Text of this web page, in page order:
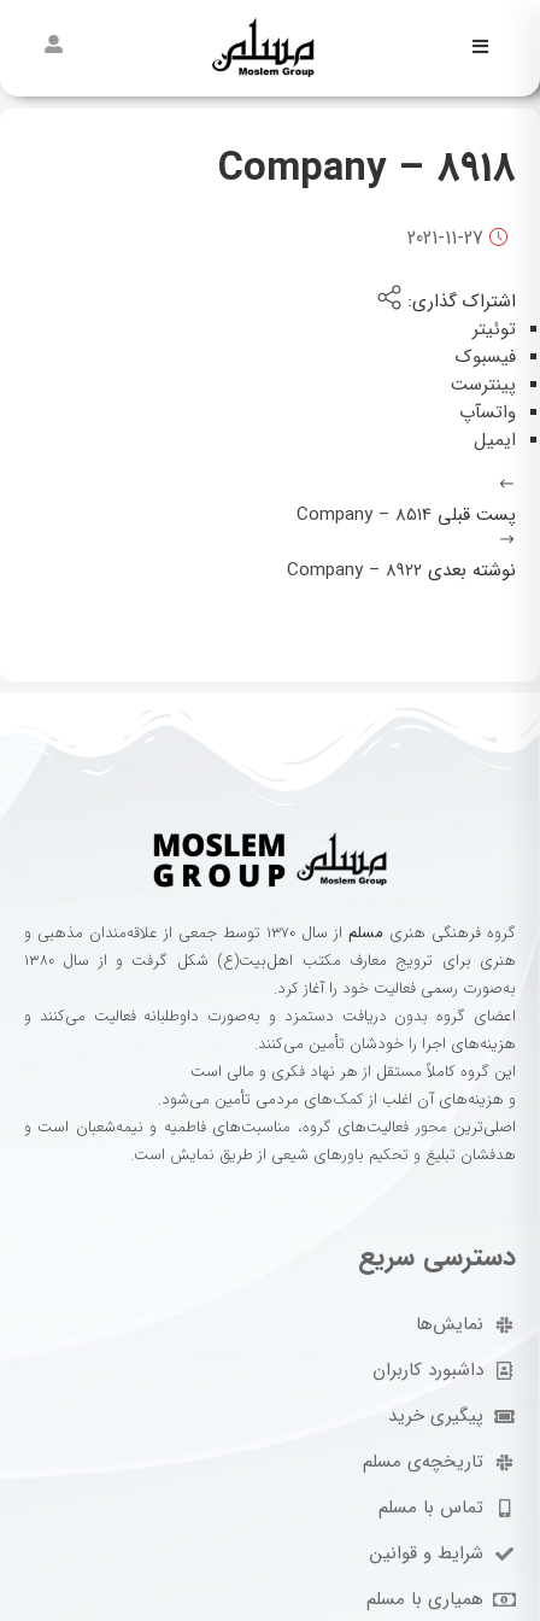
شعبان
مسلمی‌ها
پیش از
مسلم
8918 – Company
2021-11-27
اشتراک گذاری:
توئیتر
فیسبوک
پینترست
واتسآپ
ایمیل
پست قبلی 8514 – Company
نوشته بعدی 8922 – Company
گروه‌ فرهنگی‌ هنری‌ مسلم
از سال ۱۳۷۰ توسط جمعی از علاقه‌مندان مذهبی و
هنری برای ترویج معارف مکتب اهل‌بیت(ع) شکل گرفت و از سال ۱۳۸۰
به‌صورت رسمی فعالیت خود را آغاز کرد.
اعضای گروه بدون دریافت دستمزد و به‌صورت داوطلبانه فعالیت می‌کنند و
هزینه‌های اجرا را خودشان تأمین می‌کنند.
این گروه کاملاً مستقل از هر نهاد فکری و مالی است
و هزینه‌های آن اغلب از کمک‌های مردمی تأمین می‌شود.
اصلی‌ترین محور فعالیت‌های گروه، مناسبت‌های فاطمیه و نیمه‌شعبان است و
هدفشان تبلیغ و تحکیم باورهای شیعی از طریق نمایش است.
دسترسی سریع
نمایش‌ها
داشبورد کاربران
پیگیری خرید
تاریخچه‌ی مسلم
تماس با مسلم
شرایط و قوانین
همیاری با مسلم